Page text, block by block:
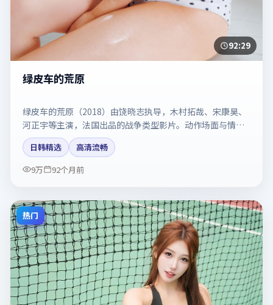
92:29
绿皮车的荒原
绿皮车的荒原（2018）由饶晓志执导，木村拓哉、宋康昊、
河正宇等主演，法国出品的战争类型影片。动作场面与情感
戏比例拿捏得当。剧情简介与主创信息可供检索参考，上映
日期以片方资料为准。
日韩精选
高清流畅
9万
92个月前
热门